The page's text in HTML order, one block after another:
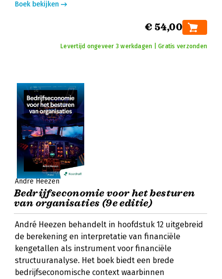
Boek bekijken
€ 54,00
Levertijd ongeveer 3 werkdagen | Gratis verzonden
André Heezen
Bedrijfseconomie voor het besturen
van organisaties (9e editie)
André Heezen behandelt in hoofdstuk 12 uitgebreid
de berekening en interpretatie van financiële
kengetallen als instrument voor financiële
structuuranalyse. Het boek biedt een brede
bedrijfseconomische context waarbinnen